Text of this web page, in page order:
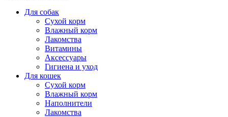
Для собак
Сухой корм
Влажный корм
Лакомства
Витамины
Аксессуары
Гигиена и уход
Для кошек
Сухой корм
Влажный корм
Наполнители
Лакомства